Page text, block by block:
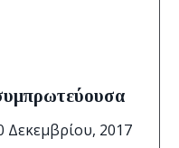
Δεκεμβρίου, 2017